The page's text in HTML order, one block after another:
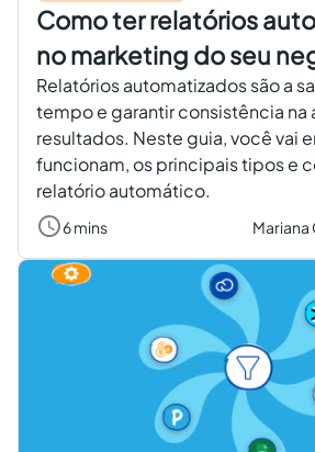
Como ter relatórios
no marketing do seu
Relatórios automatizados são a
tempo e garantir consistência na
resultados. Neste guia, você vai
funcionam, os principais tipos e
relatório automático.
6 mins